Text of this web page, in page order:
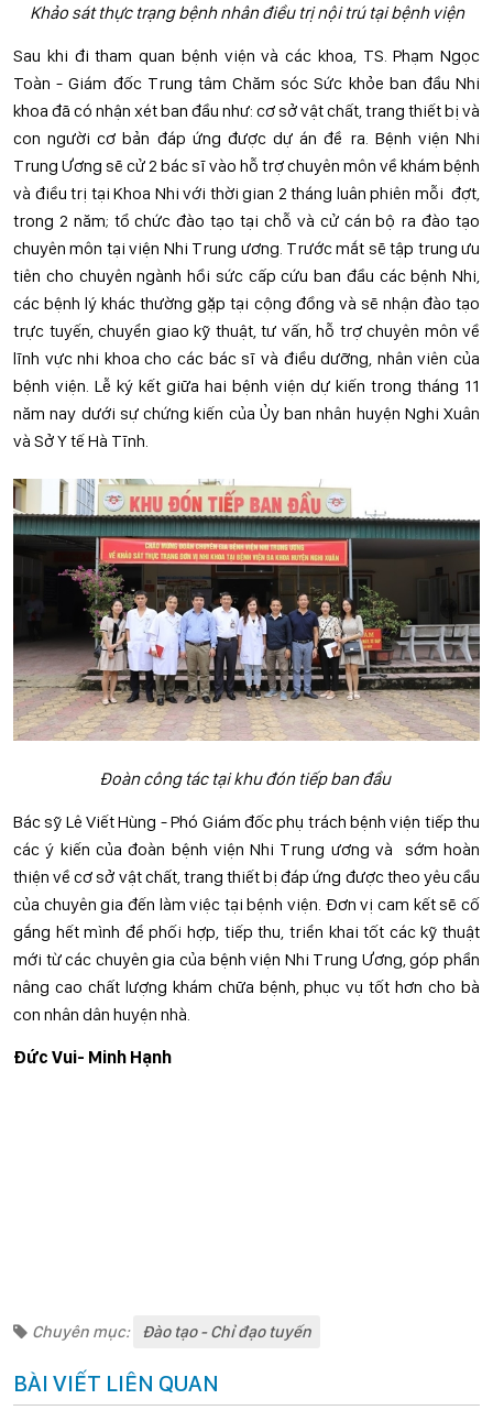
Khảo sát thực trạng bệnh nhân điều trị nội trú tại bệnh viện
Sau khi đi tham quan bệnh viện và các khoa, TS. Phạm Ngọc
Toàn - Giám đốc Trung tâm Chăm sóc Sức khỏe ban đầu Nhi
khoa đã có nhận xét ban đầu như: cơ sở vật chất, trang thiết bị và
con người cơ bản đáp ứng được dự án đề ra. Bệnh viện Nhi
Trung Ương sẽ cử 2 bác sĩ vào hỗ trợ chuyên môn về khám bệnh
và điều trị tại Khoa Nhi với thời gian 2 tháng luân phiên mỗi đợt,
trong 2 năm; tổ chức đào tạo tại chỗ và cử cán bộ ra đào tạo
chuyên môn tại viện Nhi Trung ương. Trước mắt sẽ tập trung ưu
tiên cho chuyên ngành hồi sức cấp cứu ban đầu các bệnh Nhi,
các bệnh lý khác thường gặp tại cộng đồng và sẽ nhận đào tạo
trực tuyến, chuyển giao kỹ thuật, tư vấn, hỗ trợ chuyên môn về
lĩnh vực nhi khoa cho các bác sĩ và điều dưỡng, nhân viên của
bệnh viện. Lễ ký kết giữa hai bệnh viện dự kiến trong tháng 11
năm nay dưới sự chứng kiến của Ủy ban nhân huyện Nghi Xuân
và Sở Y tế Hà Tĩnh.
Đoàn công tác tại khu đón tiếp ban đầu
Bác sỹ Lê Viết Hùng - Phó Giám đốc phụ trách bệnh viện tiếp thu
các ý kiến của đoàn bệnh viện Nhi Trung ương và sớm hoàn
thiện về cơ sở vật chất, trang thiết bị đáp ứng được theo yêu cầu
của chuyên gia đến làm việc tại bệnh viện. Đơn vị cam kết sẽ cố
gắng hết mình để phối hợp, tiếp thu, triển khai tốt các kỹ thuật
mới từ các chuyên gia của bệnh viện Nhi Trung Ương, góp phần
nâng cao chất lượng khám chữa bệnh, phục vụ tốt hơn cho bà
con nhân dân huyện nhà.
Đức Vui- Minh Hạnh
Chuyên mục: Đào tạo - Chỉ đạo tuyến
BÀI VIẾT LIÊN QUAN